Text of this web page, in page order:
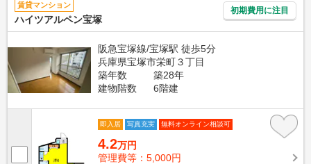
賃貸マンション
ハイツアルペン宝塚
初期費用に注目
阪急宝塚線/宝塚駅 徒歩5分
兵庫県宝塚市栄町３丁目
築年数
築28年
建物階数
6階建
即入居 写真充実 無料オンライン相談可
4.2万円
管理費等：5,000円